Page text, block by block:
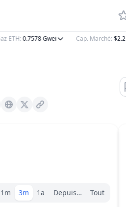
ETH:0.7578Gwei Cap. Marché:$2.21 T
X (Twitter)
plage.
1m 3m 1a Depuis janvier
Tout